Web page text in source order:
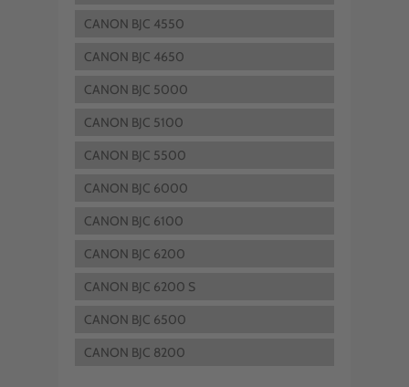
CANON BJC 4550
CANON BJC 4650
CANON BJC 5000
CANON BJC 5100
CANON BJC 5500
CANON BJC 6000
CANON BJC 6100
CANON BJC 6200
CANON BJC 6200 S
CANON BJC 6500
CANON BJC 8200